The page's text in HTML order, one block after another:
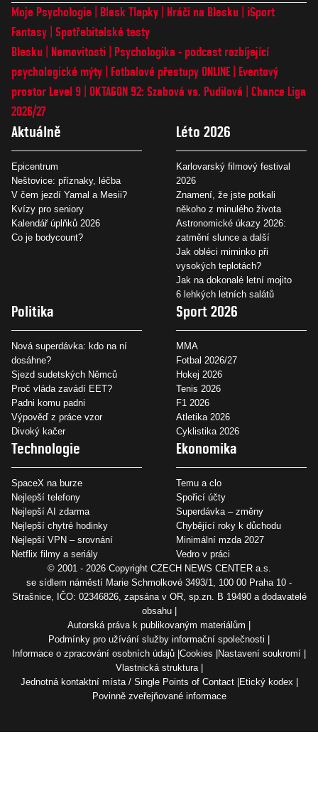
Moje Psychologie Blesk Tlapky Hráči na Blesku
iSport
Fantasy Spotřebitelské testy
Blesku
Nemovitosti
Psychologika - podcast rozbíjející
psychologické mýty
Fotbalové přestupy ONLINE
Eventový
prostor Level 9 OKTAGON 92: Szabová vs. Pudilová
Chance Liga
2026/27
Aktuálně
Epicentrum
Neštovice: příznaky, léčba
V čem jezdí Yamal a Mesii?
Kvízy pro seniory
Kalendář úplňků 2026
Co je bodycount?
Léto 2026
Karlovarský filmový festival
2026
Znamení, že jste potkali
někoho z minulého života
Astronomické úkazy 2026:
zatmění slunce a další
Jak obléci miminko při
vysokých teplotách?
Jak na dokonalé letní mojito
6 lehkých letních salátů
Politika
Nová superdávka: kdo na ní
dosáhne?
Sjezd sudetských Němců
Proč vláda zavádí EET?
Padni komu padni
Výpověď z práce vzor
Divoký kačer
Sport 2026
MMA
Fotbal 2026/27
Hokej 2026
Tenis 2026
F1 2026
Atletika 2026
Cyklistika 2026
Technologie
SpaceX na burze
Nejlepší telefony
Nejlepší AI zdarma
Nejlepší chytré hodinky
Nejlepší VPN – srovnání
Netflix filmy a seriály
Ekonomika
Temu a clo
Spořicí účty
Superdávka – změny
Chybějící roky k důchodu
Minimální mzda 2027
Vedro v práci
© 2001 - 2026 Copyright CZECH NEWS CENTER a.s.
se sídlem náměstí Marie Schmolkové 3493/1, 100 00 Praha 10 -
Strašnice, IČO: 02346826, zapsána v OR, sp.zn. B 19490 a dodavatelé
obsahu
Autorská práva k publikovaným materiálům
Podmínky pro užívání služby informační společnosti
Informace o zpracování osobních údajů Cookies Nastavení soukromí
Vlastnická struktura
Jednotná kontaktní místa / Single Points of Contact Etický kodex
Povinně zveřejňované informace